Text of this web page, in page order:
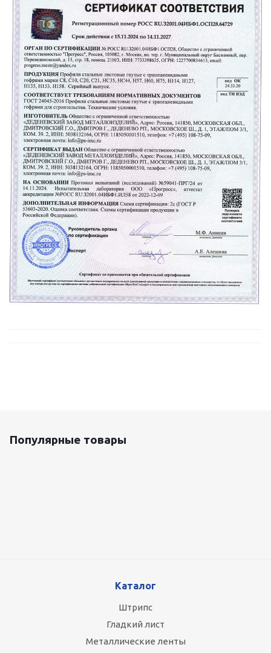
Популярные товары
Каталог
Штрипс
Гладкий лист
Металлические ленты